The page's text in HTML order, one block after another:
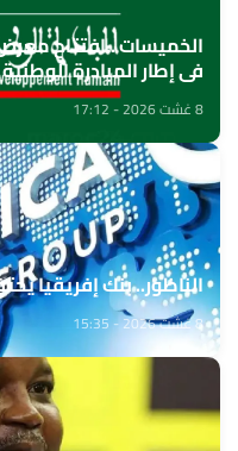
الخميسات ..افتتاح
في إطار المبادرة
8 غشت 2026 - 17:12
الناظور.. بنك إفريقيا
8 غشت 2026 - 15:35